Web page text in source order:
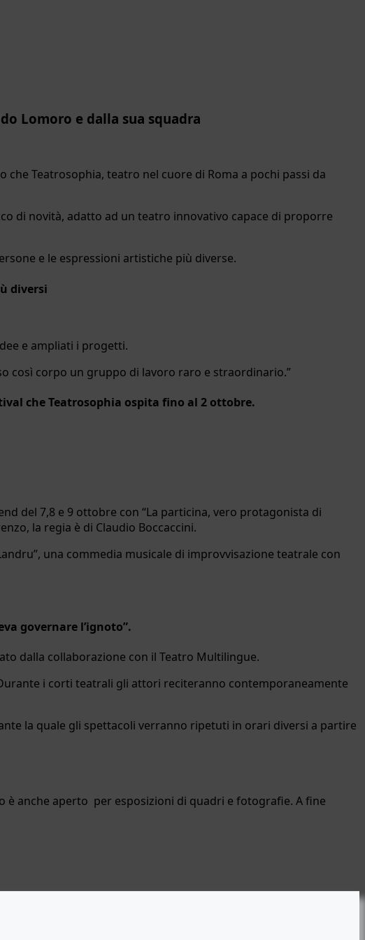
Lomoro e dalla sua squadra
Teatrosophia, teatro nel cuore di Roma a pochi passi da
di novità, adatto ad un teatro innovativo capace di proporre
e le espressioni artistiche più diverse.
diversi
e ampliati i progetti.
così corpo un gruppo di lavoro raro e straordinario.”
che Teatrosophia ospita fino al 2 ottobre.
del 7,8 e 9 ottobre con “La particina, vero protagonista di
la regia è di Claudio Boccaccini.
una commedia musicale di improvvisazione teatrale con
governare l’ignoto”.
dalla collaborazione con il Teatro Multilingue.
i corti teatrali gli attori reciteranno contemporaneamente
la quale gli spettacoli verranno ripetuti in orari diversi a partire
anche aperto per esposizioni di quadri e fotografie. A fine